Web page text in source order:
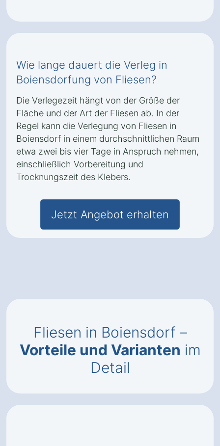
Wie lange dauert die Verleg in
Boiensdorfung von Fliesen?
Die Verlegezeit hängt von der Größe der
Fläche und der Art der Fliesen ab. In der
Regel kann die Verlegung von Fliesen in
Boiensdorf in einem durchschnittlichen Raum
etwa zwei bis vier Tage in Anspruch nehmen,
einschließlich Vorbereitung und
Trocknungszeit des Klebers.
Jetzt Angebot erhalten
Fliesen in Boiensdorf –
Vorteile und Varianten im
Detail